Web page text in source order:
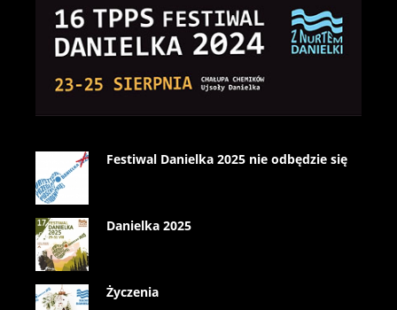
Festiwal Danielka 2025 nie odbędzie się
Danielka 2025
Życzenia